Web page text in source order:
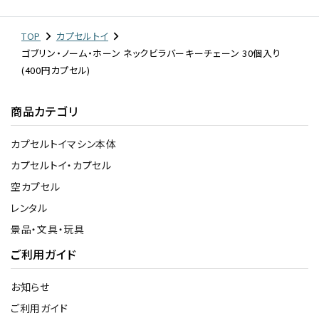
TOP
カプセルトイ
ゴブリン・ノーム・ホーン ネックビラバーキーチェーン 30個入り
(400円カプセル)
商品カテゴリ
カプセルトイマシン本体
カプセルトイ・カプセル
空カプセル
レンタル
景品・文具・玩具
ご利用ガイド
お知らせ
ご利用ガイド